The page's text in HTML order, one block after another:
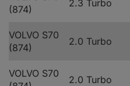
(874)
2.3 Turbo
VOLVO S70
(874)
2.0 Turbo
VOLVO S70
2.0 Turbo